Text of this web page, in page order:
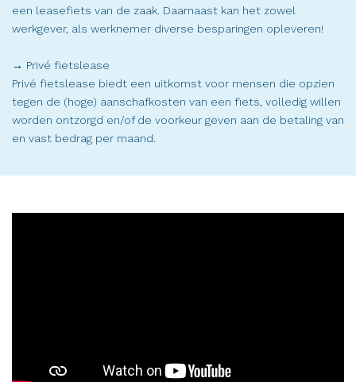
een leasefiets van de zaak. Daarnaast kan het zowel
werkgever, als werknemer diverse besparingen opleveren!
→ Privé fietslease
Privé fietslease biedt een uitkomst voor mensen die opzien
tegen de (hoge) aanschafkosten van een fiets, volledig willen
worden ontzorgd en/of de voorkeur geven aan de betaling van
en vast bedrag per maand.